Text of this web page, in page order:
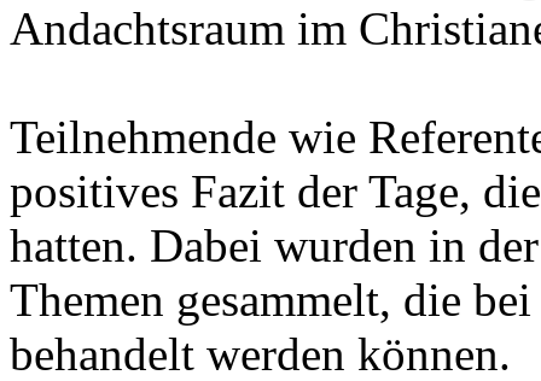
Andachtsraum im
Teilnehmende wie
positives Fazit der Tage,
hatten. Dabei wurden in
Themen gesammelt, die
behandelt werden können.